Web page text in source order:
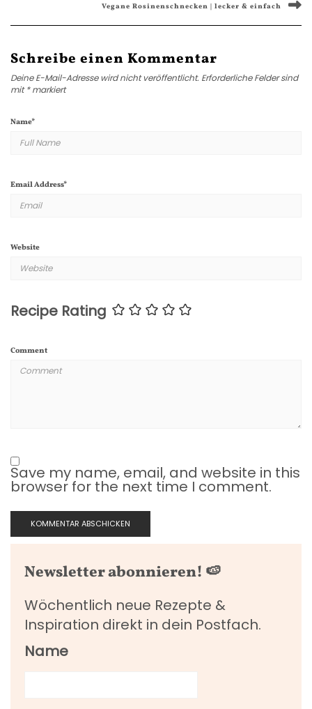
Vegane Rosinenschnecken | lecker & einfach
Schreibe einen Kommentar
Deine E-Mail-Adresse wird nicht veröffentlicht. Erforderliche Felder sind
mit*markiert
Name*
Email Address*
Website
Recipe Rating
Comment
Save my name, email, and website in this
browser for the next time I comment.
Newsletter abonnieren! 🍉
Wöchentlich neue Rezepte &
Inspiration direkt in dein Postfach.
Name